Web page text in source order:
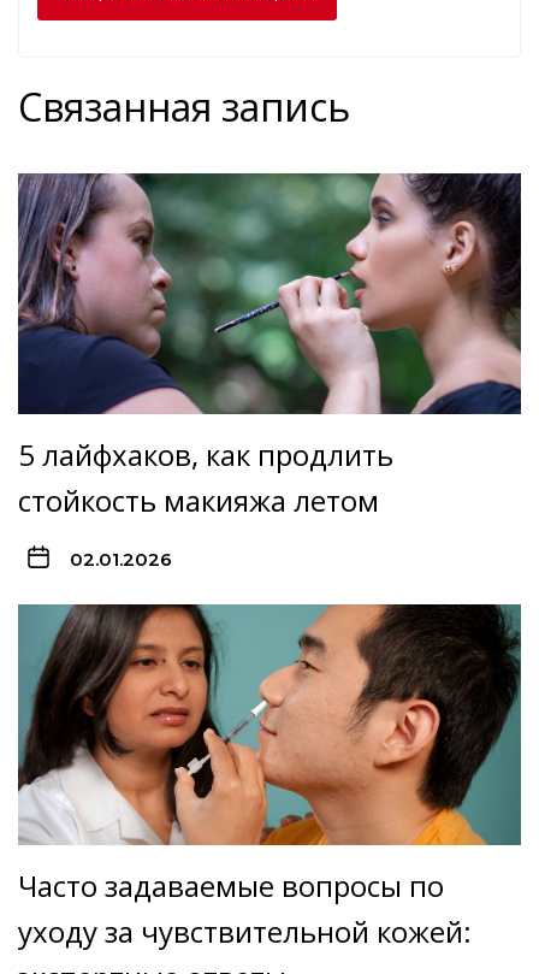
Связанная запись
5 лайфхаков, как продлить
стойкость макияжа летом
02.01.2026
Часто задаваемые вопросы по
уходу за чувствительной кожей: